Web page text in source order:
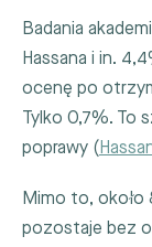
Badania
Hassana i in.
ocenę po
Tylko 0,7%. To
poprawy (
Mimo to, około
pozostaje bez